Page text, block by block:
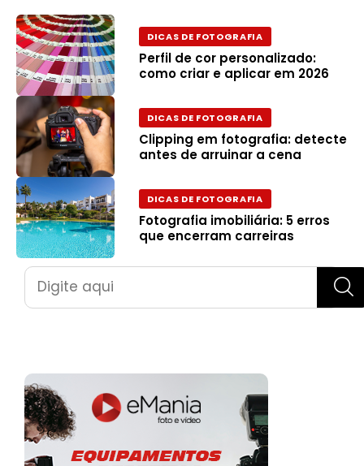
DICAS DE FOTOGRAFIA
Perfil de cor personalizado:
como criar e aplicar em 2026
DICAS DE FOTOGRAFIA
Clipping em fotografia: detecte
antes de arruinar a cena
DICAS DE FOTOGRAFIA
Fotografia imobiliária: 5 erros
que encerram carreiras
Pesquisar